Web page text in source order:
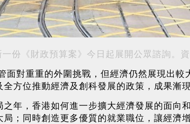
一份《財政預算案》今日起展開公眾諮詢。
面對重重的外圍挑戰，但經濟仍然展現出
方位推動經濟及創科發展的政策，成果漸
年，香港如何進一步擴大經濟發展的面向
；同時創造更多優質的就業職位，讓經濟